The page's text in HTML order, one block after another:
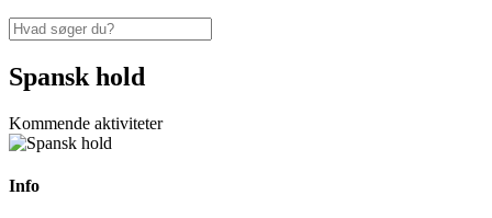
Spansk hold
Kommende aktiviteter
Info